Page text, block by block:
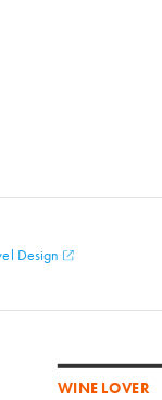
Design
WINE LOVER